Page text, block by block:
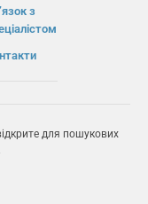
з
для пошукових